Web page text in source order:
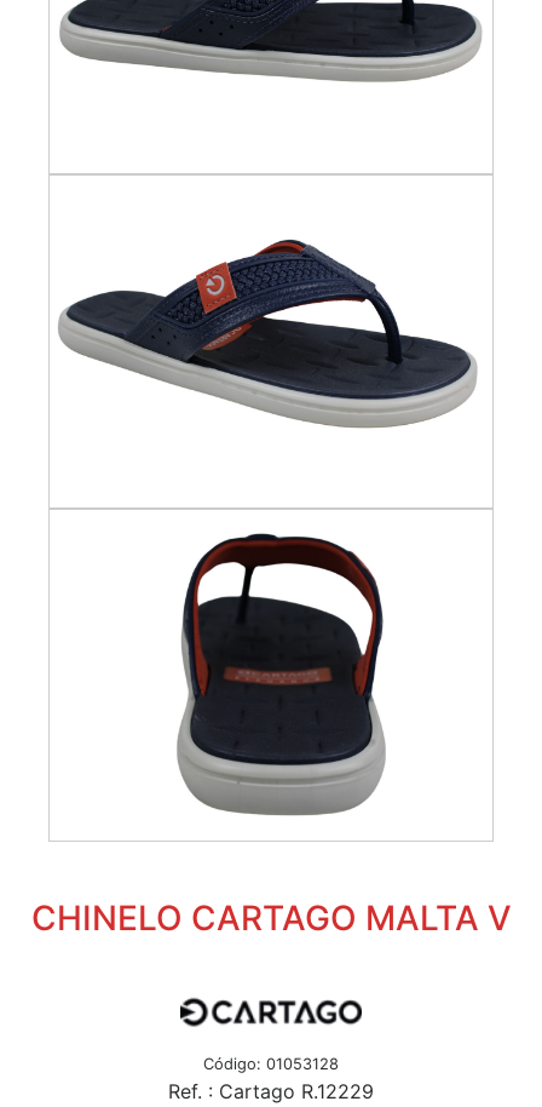
CHINELO CARTAGO MALTA V
Código: 01053128
Ref. : Cartago R.12229